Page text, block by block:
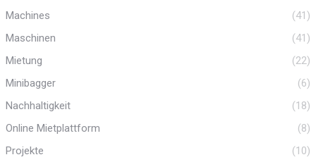
Machines
(41)
Maschinen
(41)
Mietung
(22)
Minibagger
(6)
Nachhaltigkeit
(18)
Online Mietplattform
(8)
Projekte
(10)